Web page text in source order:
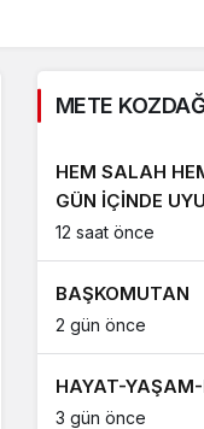
METE
HEM SALAH
GÜN İÇİNDE
12 saat önce
BAŞKOMUTAN
2 gün önce
HAYAT-
3 gün önce